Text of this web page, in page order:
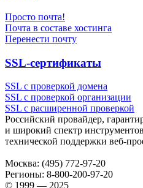
Просто почта!
Почта в составе хостинга
Перенести почту
SSL-сертификаты
SSL с проверкой домена
SSL с проверкой организации
SSL с расширенной проверкой
Российский провайдер,
и широкий спектр
технической поддержки веб-
Москва: (495) 772-97-20
Регионы: 8-800-200-97-20
© 1999 — 2025